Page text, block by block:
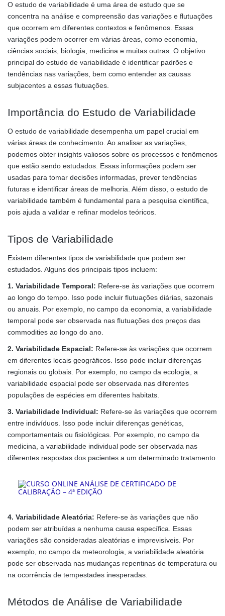
O estudo de variabilidade é uma área de estudo que se
concentra na análise e compreensão das variações e flutuações
que ocorrem em diferentes contextos e fenômenos. Essas
variações podem ocorrer em várias áreas, como economia,
ciências sociais, biologia, medicina e muitas outras. O objetivo
principal do estudo de variabilidade é identificar padrões e
tendências nas variações, bem como entender as causas
subjacentes a essas flutuações.
Importância do Estudo de Variabilidade
O estudo de variabilidade desempenha um papel crucial em
várias áreas de conhecimento. Ao analisar as variações,
podemos obter insights valiosos sobre os processos e fenômenos
que estão sendo estudados. Essas informações podem ser
usadas para tomar decisões informadas, prever tendências
futuras e identificar áreas de melhoria. Além disso, o estudo de
variabilidade também é fundamental para a pesquisa científica,
pois ajuda a validar e refinar modelos teóricos.
Tipos de Variabilidade
Existem diferentes tipos de variabilidade que podem ser
estudados. Alguns dos principais tipos incluem:
1. Variabilidade Temporal: Refere-se às variações que ocorrem
ao longo do tempo. Isso pode incluir flutuações diárias, sazonais
ou anuais. Por exemplo, no campo da economia, a variabilidade
temporal pode ser observada nas flutuações dos preços das
commodities ao longo do ano.
2. Variabilidade Espacial: Refere-se às variações que ocorrem
em diferentes locais geográficos. Isso pode incluir diferenças
regionais ou globais. Por exemplo, no campo da ecologia, a
variabilidade espacial pode ser observada nas diferentes
populações de espécies em diferentes habitats.
3. Variabilidade Individual: Refere-se às variações que ocorrem
entre indivíduos. Isso pode incluir diferenças genéticas,
comportamentais ou fisiológicas. Por exemplo, no campo da
medicina, a variabilidade individual pode ser observada nas
diferentes respostas dos pacientes a um determinado tratamento.
4. Variabilidade Aleatória: Refere-se às variações que não
podem ser atribuídas a nenhuma causa específica. Essas
variações são consideradas aleatórias e imprevisíveis. Por
exemplo, no campo da meteorologia, a variabilidade aleatória
pode ser observada nas mudanças repentinas de temperatura ou
na ocorrência de tempestades inesperadas.
Métodos de Análise de Variabilidade